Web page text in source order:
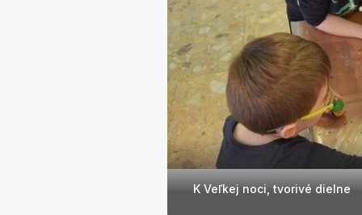
K Veľkej noci, tvorivé dielne